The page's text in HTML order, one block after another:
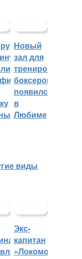
Новый
зал для
тренировок
боксеров
появился
в
Любиме
виды
Экс-
капитан
«Локомотива»